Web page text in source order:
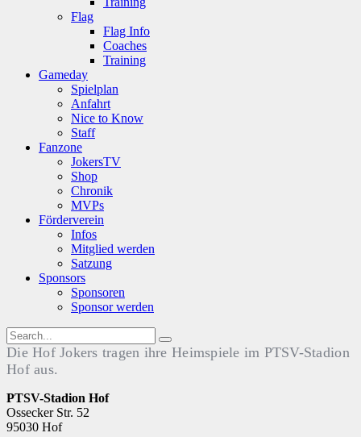
Flag
Flag Info
Coaches
Training
Gameday
Spielplan
Anfahrt
Nice to Know
Staff
Fanzone
JokersTV
Shop
Chronik
MVPs
Förderverein
Infos
Mitglied werden
Satzung
Sponsors
Sponsoren
Sponsor werden
Die Hof Jokers tragen ihre Heimspiele im PTSV-Stadion
Hof aus.
PTSV-Stadion Hof
Ossecker Str. 52
95030 Hof